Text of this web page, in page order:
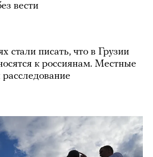
вести
стали писать, что в Грузии
к россиянам. Местные